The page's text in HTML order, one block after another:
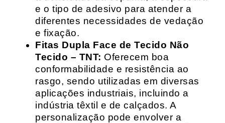
e o tipo de adesivo para atender a
diferentes necessidades de vedação
e fixação.
Fitas Dupla Face de Tecido Não
Tecido – TNT: Oferecem boa
conformabilidade e resistência ao
rasgo, sendo utilizadas em diversas
aplicações industriais, incluindo a
indústria têxtil e de calçados. A
personalização pode envolver a